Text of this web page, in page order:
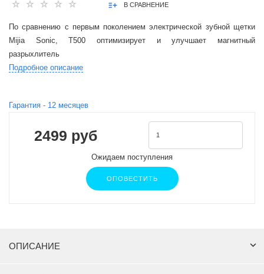
В СРАВНЕНИЕ
По сравнению с первым поколением электрической зубной щетки
Mijia Sonic, T500 оптимизирует и улучшает магнитный
разрыхлитель
Подробное описание
Гарантия - 12 месяцев
2499 руб
Ожидаем поступления
ОПОВЕСТИТЬ
ОПИСАНИЕ